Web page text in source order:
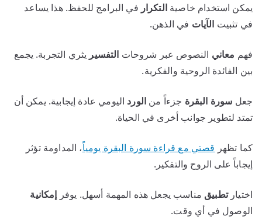
يمكن استخدام خاصيةالتكرار في البرامج للحفظ. هذا يساعد
في تثبيت الآيات في الذهن.
فهم معاني النصوص عبر شروحات التفسير يثري التجربة. يجمع
بين الفائدة الروحية والفكرية.
جعل سورة البقرة جزءاً من الورد اليومي عادة إيجابية. يمكن أن
تمتد لتطوير جوانب أخرى في الحياة.
كما تظهر قصتي مع قراءة سورة البقرة يومياً، المداومة تؤثر
إيجاباً على الروح والتفكير.
اختيارتطبيق مناسب يجعل هذه المهمة أسهل. يوفر إمكانية
الوصول في أي وقت.